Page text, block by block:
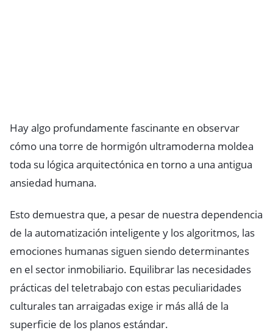
Hay algo profundamente fascinante en observar
cómo una torre de hormigón ultramoderna moldea
toda su lógica arquitectónica en torno a una antigua
ansiedad humana.
Esto demuestra que, a pesar de nuestra dependencia
de la automatización inteligente y los algoritmos, las
emociones humanas siguen siendo determinantes
en el sector inmobiliario. Equilibrar las necesidades
prácticas del teletrabajo con estas peculiaridades
culturales tan arraigadas exige ir más allá de la
superficie de los planos estándar.